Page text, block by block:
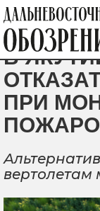
В
ПРИ
вертолетам